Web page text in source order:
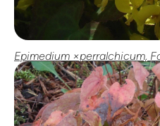
Epimedium ×perralchicum,